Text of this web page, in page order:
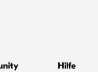
Hilfe